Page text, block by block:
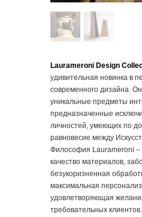
Laurameroni Design
удивительная новинка в
современного дизайна.
уникальные предметы
предназначенные
личностей, умеющих по
равновесие между
Философия Laurameroni –
качество материалов,
безукоризненная
максимальная
удовлетворяющая
требовательных клиентов.